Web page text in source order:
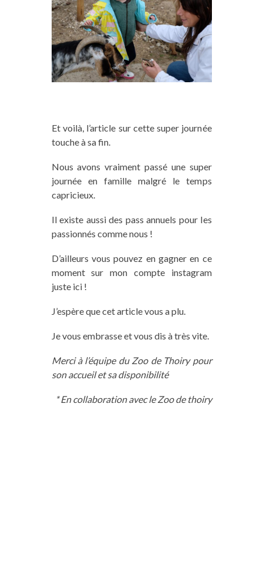
Et voilà, l’article sur cette super journée
touche à sa fin.
Nous avons vraiment passé une super
journée en famille malgré le temps
capricieux.
Il existe aussi des pass annuels pour les
passionnés comme nous !
D’ailleurs vous pouvez en gagner en ce
moment sur mon compte instagram
juste ici !
J’espère que cet article vous a plu.
Je vous embrasse et vous dis à très vite.
Merci à l’équipe du Zoo de Thoiry pour
son accueil et sa disponibilité
* En collaboration avec le Zoo de thoiry